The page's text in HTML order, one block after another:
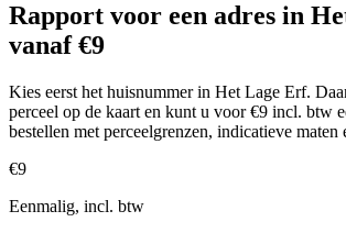
Rapport voor een adres in
vanaf €9
Kies eerst het huisnummer in Het Lage Erf.
perceel op de kaart en kunt u voor €9 incl. btw
bestellen met perceelgrenzen, indicatieve maten
€9
Eenmalig, incl. btw